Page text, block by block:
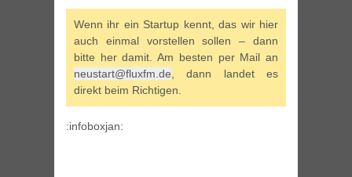
Wenn ihr ein Startup kennt, das wir hier
auch einmal vorstellen sollen – dann
bitte her damit. Am besten per Mail an
neustart@fluxfm.de, dann landet es
direkt beim Richtigen.
:infoboxjan: